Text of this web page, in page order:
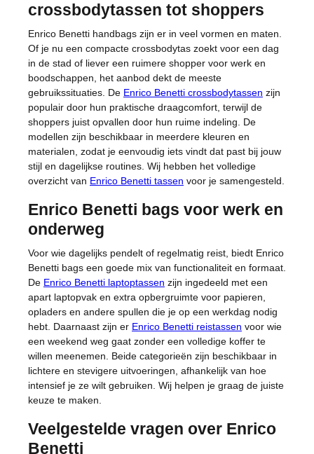
crossbodytassen tot shoppers
Enrico Benetti handbags zijn er in veel vormen en maten.
Of je nu een compacte crossbodytas zoekt voor een dag
in de stad of liever een ruimere shopper voor werk en
boodschappen, het aanbod dekt de meeste
gebruikssituaties. De Enrico Benetti crossbodytassen zijn
populair door hun praktische draagcomfort, terwijl de
shoppers juist opvallen door hun ruime indeling. De
modellen zijn beschikbaar in meerdere kleuren en
materialen, zodat je eenvoudig iets vindt dat past bij jouw
stijl en dagelijkse routines. Wij hebben het volledige
overzicht van Enrico Benetti tassen voor je samengesteld.
Enrico Benetti bags voor werk en
onderweg
Voor wie dagelijks pendelt of regelmatig reist, biedt Enrico
Benetti bags een goede mix van functionaliteit en formaat.
De Enrico Benetti laptoptassen zijn ingedeeld met een
apart laptopvak en extra opbergruimte voor papieren,
opladers en andere spullen die je op een werkdag nodig
hebt. Daarnaast zijn er Enrico Benetti reistassen voor wie
een weekend weg gaat zonder een volledige koffer te
willen meenemen. Beide categorieën zijn beschikbaar in
lichtere en stevigere uitvoeringen, afhankelijk van hoe
intensief je ze wilt gebruiken. Wij helpen je graag de juiste
keuze te maken.
Veelgestelde vragen over Enrico
Benetti